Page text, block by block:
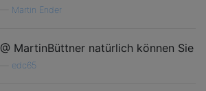
Martin Ender
@ MartinBüttner natürlich können Sie
edc65